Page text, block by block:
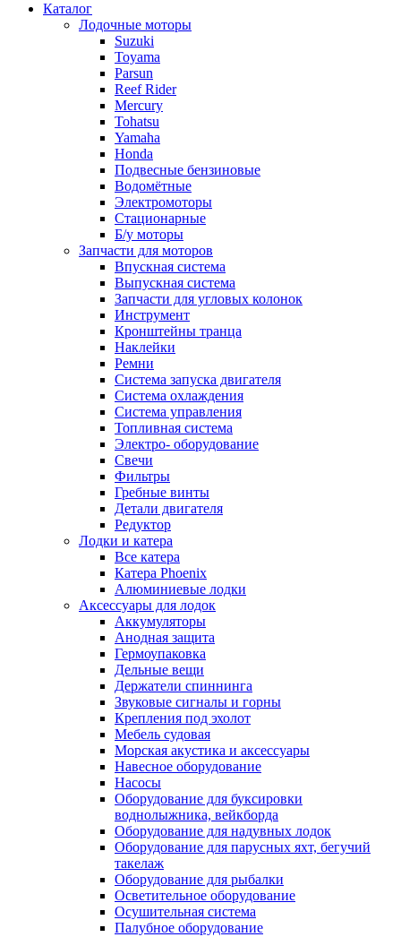
Каталог
Лодочные моторы
Suzuki
Toyama
Parsun
Reef Rider
Mercury
Tohatsu
Yamaha
Honda
Подвесные бензиновые
Водомётные
Электромоторы
Стационарные
Б/у моторы
Запчасти для моторов
Впускная система
Выпускная система
Запчасти для угловых колонок
Инструмент
Кронштейны транца
Наклейки
Ремни
Система запуска двигателя
Система охлаждения
Система управления
Топливная система
Электро- оборудование
Свечи
Фильтры
Гребные винты
Детали двигателя
Редуктор
Лодки и катера
Все катера
Катера Phoenix
Алюминиевые лодки
Аксессуары для лодок
Аккумуляторы
Анодная защита
Гермоупаковка
Дельные вещи
Держатели спиннинга
Звуковые сигналы и горны
Крепления под эхолот
Мебель судовая
Морская акустика и аксессуары
Навесное оборудование
Насосы
Оборудование для буксировки
воднолыжника, вейкборда
Оборудование для надувных лодок
Оборудование для парусных яхт, бегучий
такелаж
Оборудование для рыбалки
Осветительное оборудование
Осушительная система
Палубное оборудование